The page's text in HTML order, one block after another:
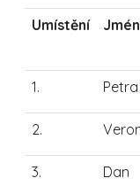
Umístění
1. Petra
2.
3. Dan